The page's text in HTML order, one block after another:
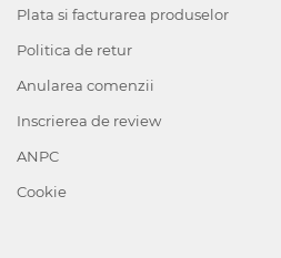
Plata si facturarea produselor
Politica de retur
Anularea comenzii
Inscrierea de review
ANPC
Cookie